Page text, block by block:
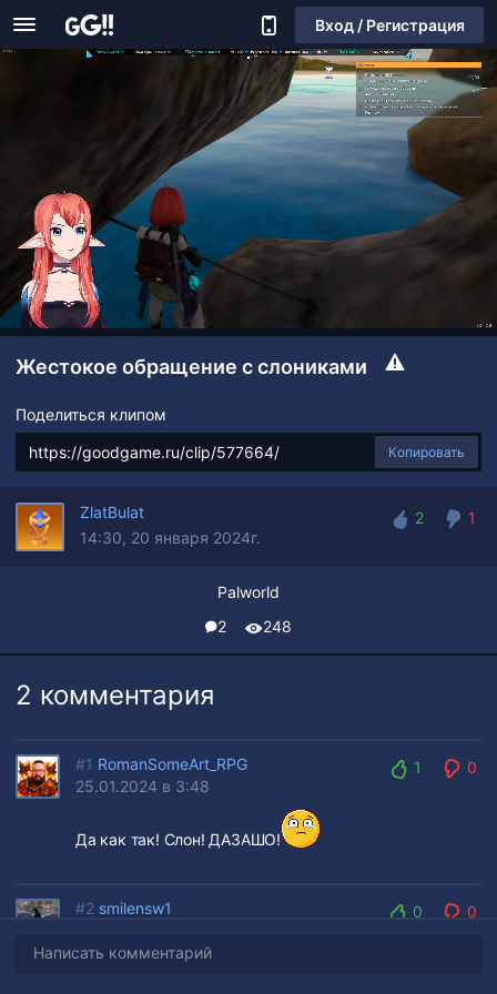
Вход / Регистрация
Жестокое обращение с слониками
Поделиться клипом
Копировать
ZlatBulat
14:30, 20 января 2024г.
2
1
Palworld
2
248
2 комментария
#1 RomanSomeArt_RPG
25.01.2024 в 3:48
1
0
Да как так! Слон! ДАЗАШО!
#2 smilensw1
0
0
Написать комментарий